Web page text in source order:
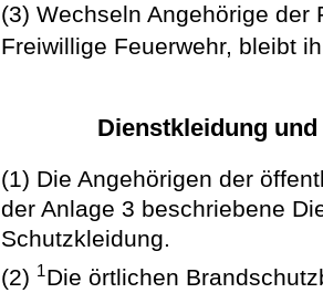
(3) Wechseln Angehörige der
Freiwillige Feuerwehr, bleibt
Dienstkleidung
(1) Die Angehörigen der
der Anlage 3 beschriebene
Schutzkleidung.
(2) 1Die örtlichen